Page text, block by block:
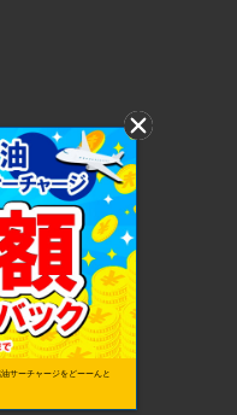
ト
Inc.
サーチャージをどーーんと